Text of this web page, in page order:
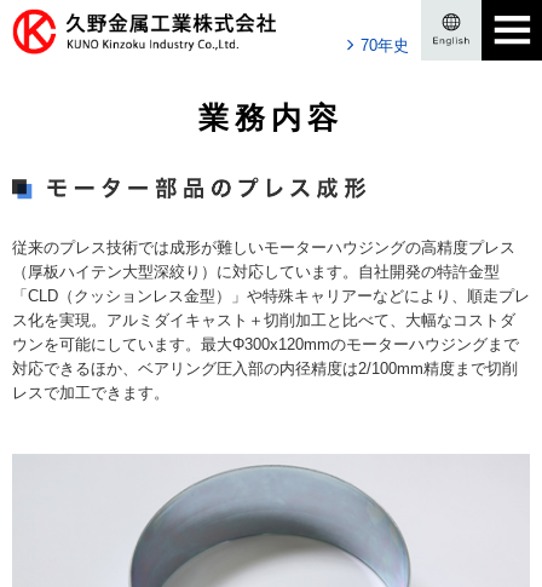
70年史
業務内容
従来のプレス技術では成形が難しいモーターハウジングの高精度プレス
（厚板ハイテン大型深絞り）に対応しています。自社開発の特許金型
「CLD（クッションレス金型）」や特殊キャリアーなどにより、順走プレ
ス化を実現。アルミダイキャスト＋切削加工と比べて、大幅なコストダ
ウンを可能にしています。最大Φ300x120mmのモーターハウジングまで
対応できるほか、ベアリング圧入部の内径精度は2/100mm精度まで切削
レスで加工できます。